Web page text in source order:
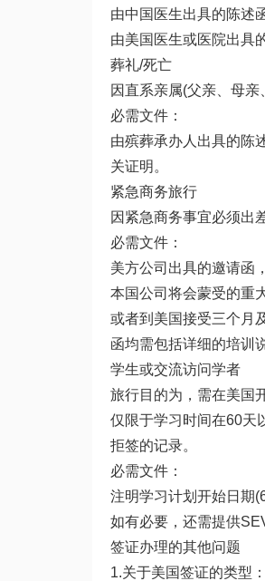
由中国医生出具的陈述
由美国医生或医院出具
葬礼/死亡
因直系亲属(父亲、母
必需文件：
由殡葬承办人出具的陈
关证明。
紧急商务旅行
因紧急商务事宜必须出
必需文件：
美方公司出具的邀请函
本国公司将会蒙受的重
或者到美国接受三个月
函均需包括详细的培训
学生或交流访问学者
旅行目的为，需在美国
仅限于学习时间在60天
拒签的记录。
必需文件：
注明学习计划开始日期
如有必要，还需提供
签证办理的其他问题
1.关于美国签证的类型：